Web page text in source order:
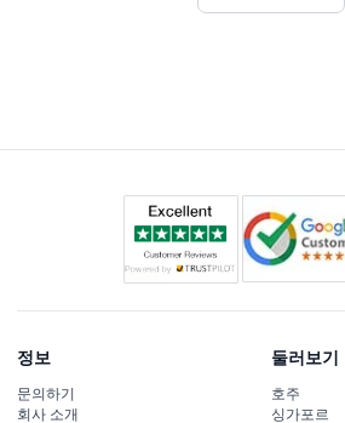
정보
문의하기
회사 소개
둘러보기
호주
싱가포르